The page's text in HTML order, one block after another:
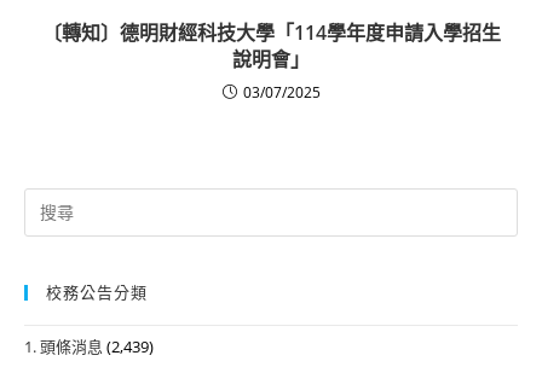
〔轉知〕德明財經科技大學「114學年度申請入學招生
說明會」
03/07/2025
Search
for:
校務公告分類
1. 頭條消息 (2,439)